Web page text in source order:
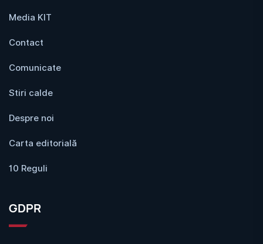
Media KIT
Contact
Comunicate
Stiri calde
Despre noi
Carta editorială
10 Reguli
GDPR